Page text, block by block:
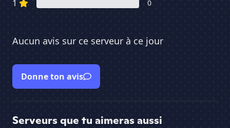
1 0
Aucun avis sur ce serveur à ce jour
Donne ton avis
Serveurs que tu aimeras aussi